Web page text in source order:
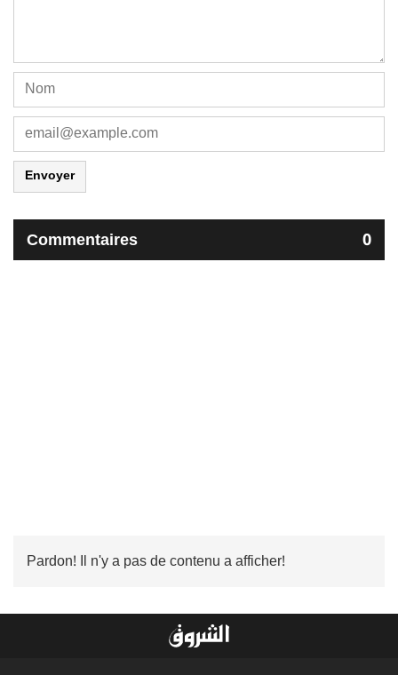
Envoyer
Commentaires 0
Pardon! Il n'y a pas de contenu a afficher!